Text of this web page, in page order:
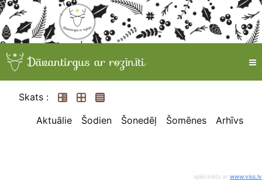
Skats :
Aktuālie
Šodien Šonedēļ Šomēnes Arhīvs
spēcināts ar www.viss.lv